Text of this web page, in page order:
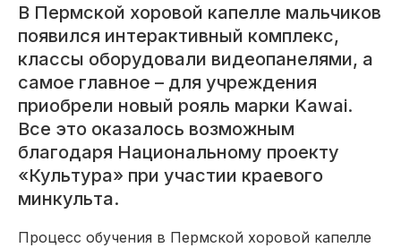
В Пермской хоровой капелле мальчиков
появился интерактивный комплекс,
классы оборудовали видеопанелями, а
самое главное – для учреждения
приобрели новый рояль марки Kawai.
Все это оказалось возможным
благодаря Национальному проекту
«Культура» при участии краевого
минкульта.
Процесс обучения в Пермской хоровой капелле